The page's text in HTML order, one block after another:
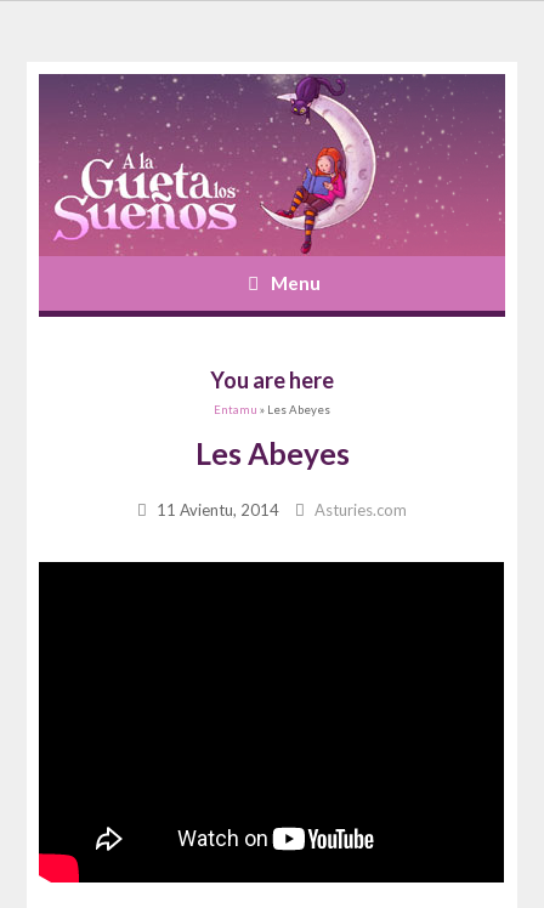
Menu
You are here
Entamu » Les Abeyes
Les Abeyes
11 Avientu, 2014 Asturies.com